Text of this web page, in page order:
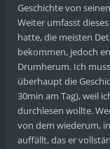
Geschichte von
Weiter umfasst
hatte, die meisten
bekommen, jedoch
Drumherum. Ich
überhaupt die
30min am Tag), weil
durchlesen wollte.
von dem wiederum,
auffällt, das er